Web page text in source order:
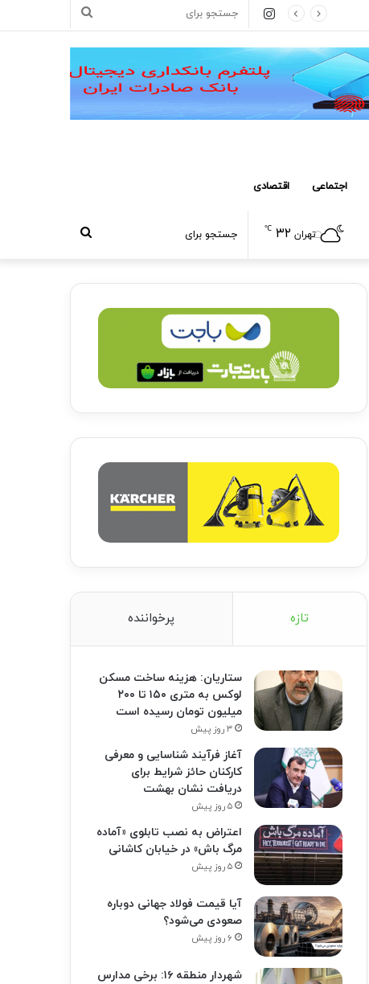
جستجو
اینستاگرام
اجتماعی اقتصادی
جستجو
برای
تهران ۳۲ ℃
تازه پرخواننده
ستاریان: هزینه ساخت مسکن
لوکس به متری ۱۵۰ تا ۲۰۰
میلیون تومان رسیده است
۳ روز پیش
آغاز فرآیند شناسایی و معرفی
کارکنان حائز شرایط برای
دریافت نشان بهشت
۵ روز پیش
اعتراض به نصب تابلوی «آماده
مرگ باش» در خیابان کاشانی
۵ روز پیش
آیا قیمت فولاد جهانی دوباره
صعودی می‌شود؟
۶ روز پیش
شهردار منطقه ۱۶: برخی مدارس